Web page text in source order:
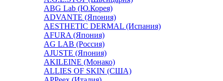
ABG Lab (Ю.Корея)
ADVANTE (Япония)
AESTHETIC DERMAL (Испания)
AFURA (Япония)
AG LAB (Россия)
AJUSTE (Япония)
AKILEINE (Монако)
ALLIES OF SKIN (США)